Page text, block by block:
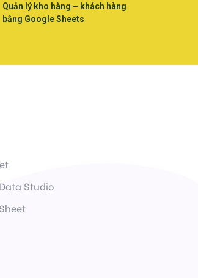
Quản lý kho hàng – khách hàng
bằng Google Sheets
Studio